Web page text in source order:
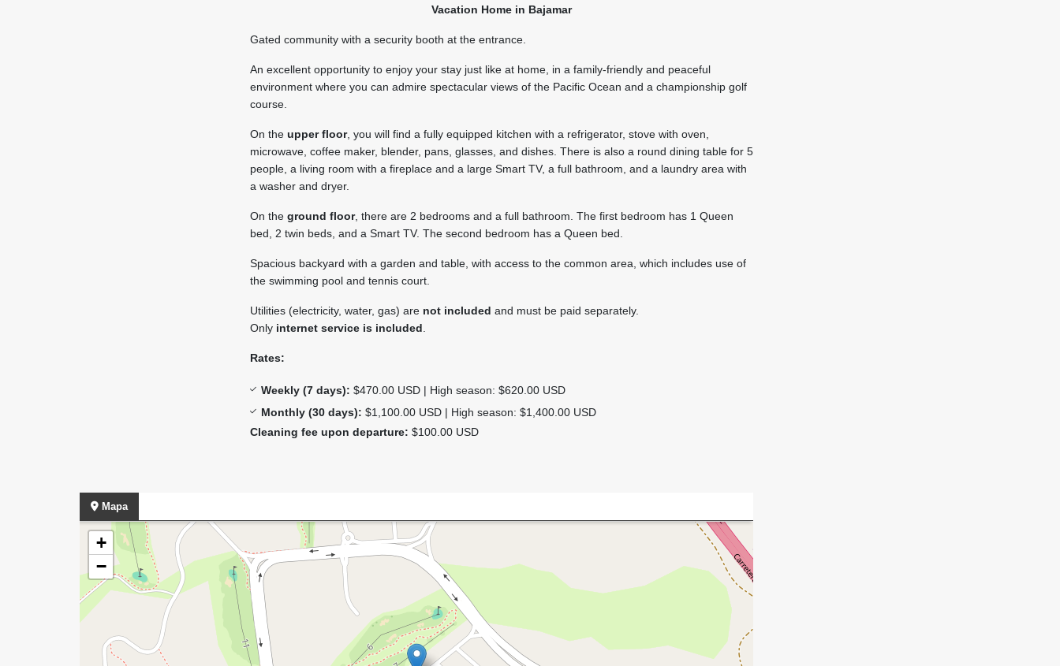
Vacation Home in Bajamar
Gated community with a security booth at the entrance.
An excellent opportunity to enjoy your stay just like at home, in a family-friendly and peaceful
environment where you can admire spectacular views of the Pacific Ocean and a championship golf
course.
On the upper floor, you will find a fully equipped kitchen with a refrigerator, stove with oven,
microwave, coffee maker, blender, pans, glasses, and dishes. There is also a round dining table for 5
people, a living room with a fireplace and a large Smart TV, a full bathroom, and a laundry area with
a washer and dryer.
On the ground floor, there are 2 bedrooms and a full bathroom. The first bedroom has 1 Queen
bed, 2 twin beds, and a Smart TV. The second bedroom has a Queen bed.
Spacious backyard with a garden and table, with access to the common area, which includes use of
the swimming pool and tennis court.
Utilities (electricity, water, gas) are not included and must be paid separately.
Only internet service is included
Rates:
Weekly (7 days): $470.00 USD | High season: $620.00 USD
Monthly (30 days): $1,100.00 USD | High season: $1,400.00 USD
Cleaning fee upon departure: $100.00 USD
Mapa
+
−